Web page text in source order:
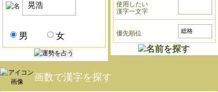
男 女
使用したい
漢字一文字
優先順位
画数で漢字を探す